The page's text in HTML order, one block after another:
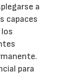
a
capaces
para